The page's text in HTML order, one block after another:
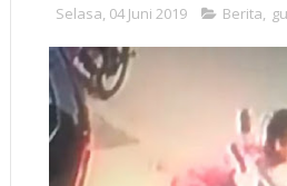
Selasa, 04 Juni 2019 Berita,